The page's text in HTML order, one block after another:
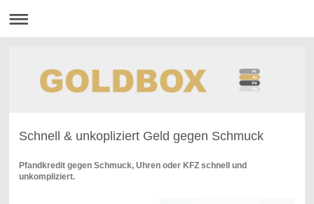
Schnell & unkopliziert Geld gegen Schmuck
Pfandkredit gegen Schmuck, Uhren oder KFZ schnell und
unkompliziert.